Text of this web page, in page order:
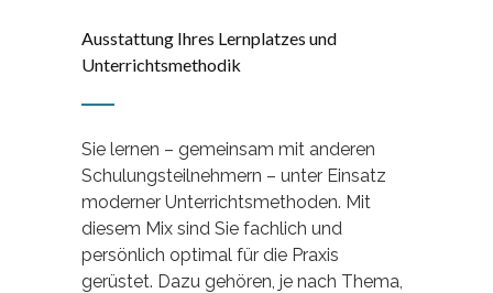
Ausstattung Ihres Lernplatzes und
Unterrichtsmethodik
Sie lernen – gemeinsam mit anderen
Schulungsteilnehmern – unter Einsatz
moderner Unterrichtsmethoden. Mit
diesem Mix sind Sie fachlich und
persönlich optimal für die Praxis
gerüstet. Dazu gehören, je nach Thema,